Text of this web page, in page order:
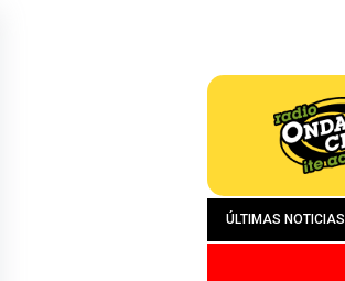
ÚLTIMAS NOTICIAS